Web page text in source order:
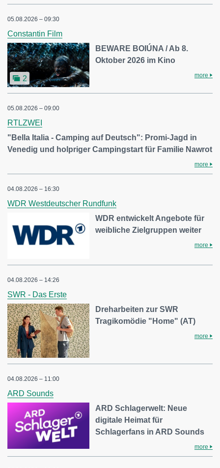
05.08.2026 – 09:30
Constantin Film
2
BEWARE BOIÚNA / Ab 8.
Oktober 2026 im Kino
more
05.08.2026 – 09:00
RTLZWEI
"Bella Italia - Camping auf Deutsch": Promi-Jagd in
Venedig und holpriger Campingstart für Familie Nawrot
more
04.08.2026 – 16:30
WDR Westdeutscher Rundfunk
WDR entwickelt Angebote für
weibliche Zielgruppen weiter
more
04.08.2026 – 14:26
SWR - Das Erste
Dreharbeiten zur SWR
Tragikomödie "Home" (AT)
more
04.08.2026 – 11:00
ARD Sounds
ARD Schlagerwelt: Neue
digitale Heimat für
Schlagerfans in ARD Sounds
more